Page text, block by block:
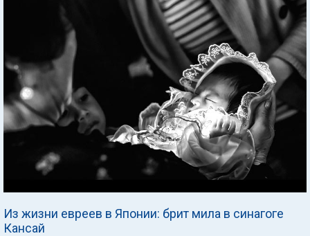
Из жизни евреев в Японии: брит мила в синагоге
Кансай